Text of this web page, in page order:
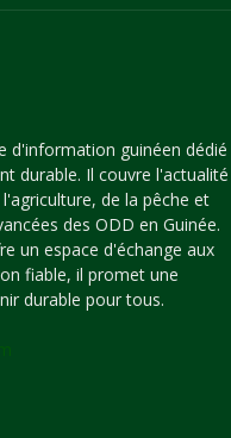
d'information guinéen dédié
durable. Il couvre l'actualité
de la pêche et
des ODD en Guinée.
un espace d'échange aux
fiable, il promet une
durable pour tous.